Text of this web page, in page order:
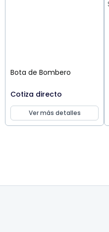
Bota de Bombero
Cotiza directo
Ver más detalles